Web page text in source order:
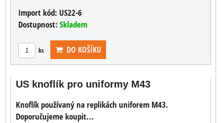
Import kód: US22-6
Dostupnost: Skladem
ks DO KOŠÍKU
US knoflík pro uniformy M43
Knoflík používaný na replikách uniforem M43.
Doporučujeme koupit...